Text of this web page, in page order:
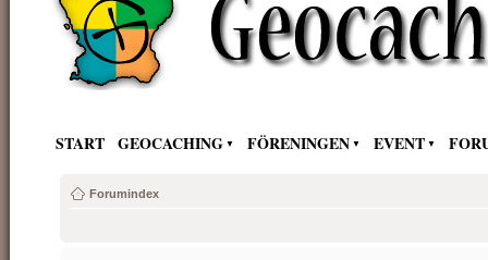
START GEOCACHING FÖRENINGEN EVENT
Forumindex